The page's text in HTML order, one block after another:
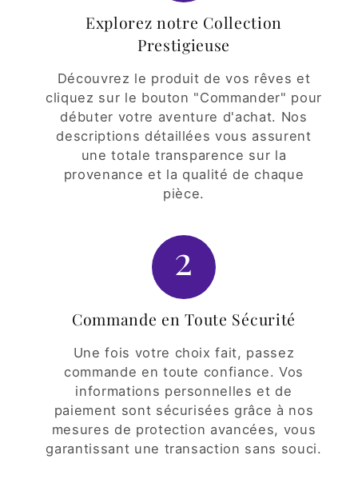
Explorez notre Collection
Prestigieuse
Découvrez le produit de vos rêves et
cliquez sur le bouton "Commander" pour
débuter votre aventure d'achat. Nos
descriptions détaillées vous assurent
une totale transparence sur la
provenance et la qualité de chaque
pièce.
2
Commande en Toute Sécurité
Une fois votre choix fait, passez
commande en toute confiance. Vos
informations personnelles et de
paiement sont sécurisées grâce à nos
mesures de protection avancées, vous
garantissant une transaction sans souci.